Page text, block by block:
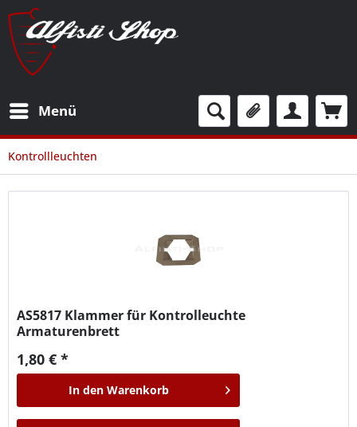
Menü
Kontrollleuchten
AS5817 Klammer für Kontrolleuchte
Armaturenbrett
1,80 € *
In den Warenkorb